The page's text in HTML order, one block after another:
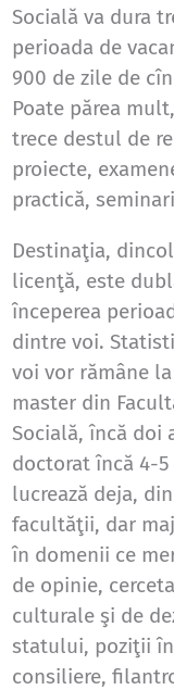
Socială va dura
perioada de
900 de zile de
Poate părea
trece destul de
proiecte,
practică,
Destinaţia,
licenţă, este
începerea
dintre voi.
voi vor rămâne
master din
Socială, încă doi
doctorat încă 4-
lucrează deja,
facultăţii, dar
în domenii ce
de opinie,
culturale şi de
statului, poziţii
consiliere,